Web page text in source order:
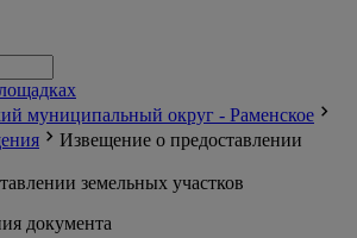
муниципальный округ - Раменское
Извещение о предоставлении
земельных участков
документа